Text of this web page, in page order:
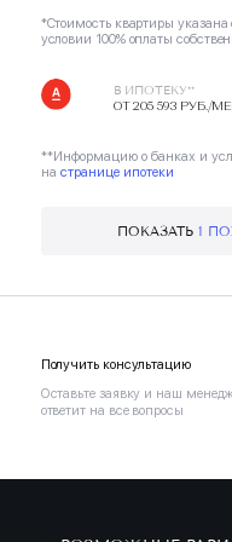
*Стоимость квартиры
условии 100% оплаты
В ИПОТЕКУ**
ОТ 205 593 РУБ./
**Информацию о банках и
на странице ипотеки
ПОКАЗАТЬ1
Получить консультацию
Оставьте заявку и наш
ответит на все вопросы